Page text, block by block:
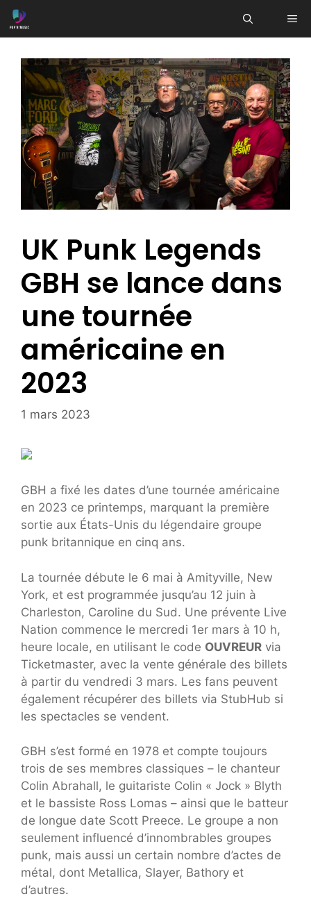
Aller
au
UK Punk Legends
GBH se lance dans
une tournée
américaine en
2023
1 mars 2023
GBH a fixé les dates d’une tournée américaine
en 2023 ce printemps, marquant la première
sortie aux États-Unis du légendaire groupe
punk britannique en cinq ans.
La tournée débute le 6 mai à Amityville, New
York, et est programmée jusqu’au 12 juin à
Charleston, Caroline du Sud. Une prévente Live
Nation commence le mercredi 1er mars à 10 h,
heure locale, en utilisant le code OUVREUR via
Ticketmaster, avec la vente générale des billets
à partir du vendredi 3 mars. Les fans peuvent
également récupérer des billets via StubHub si
les spectacles se vendent.
GBH s’est formé en 1978 et compte toujours
trois de ses membres classiques – le chanteur
Colin Abrahall, le guitariste Colin « Jock » Blyth
et le bassiste Ross Lomas – ainsi que le batteur
de longue date Scott Preece. Le groupe a non
seulement influencé d’innombrables groupes
punk, mais aussi un certain nombre d’actes de
métal, dont Metallica, Slayer, Bathory et
d’autres.